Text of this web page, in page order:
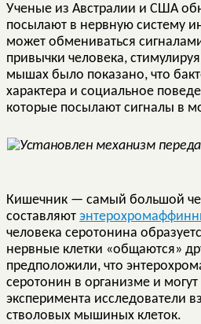
Ученые из Австралии и США
посылают в нервную систему
может обмениваться
привычки человека,
мышах было показано, что
характера и социальное
которые посылают сигналы в
Кишечник — самый большой
составляют
человека серотонина
нервные клетки «общаются»
предположили, что
серотонин в организме и
эксперимента исследователи
стволовых мышиных клеток.